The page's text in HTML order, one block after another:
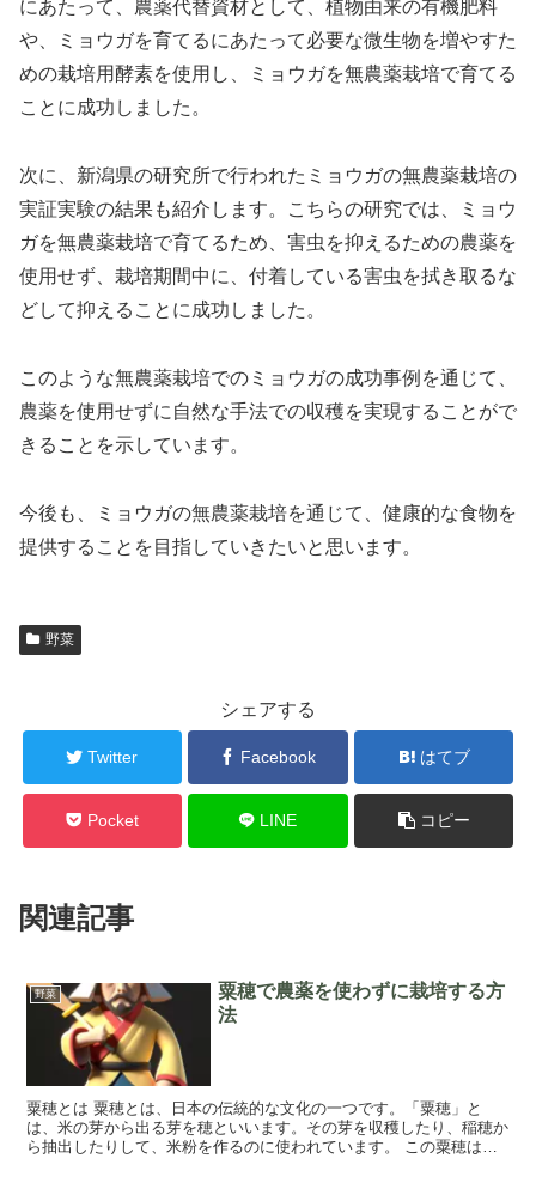
にあたって、農薬代替資材として、植物由来の有機肥料
や、ミョウガを育てるにあたって必要な微生物を増やすた
めの栽培用酵素を使用し、ミョウガを無農薬栽培で育てる
ことに成功しました。
次に、新潟県の研究所で行われたミョウガの無農薬栽培の
実証実験の結果も紹介します。こちらの研究では、ミョウ
ガを無農薬栽培で育てるため、害虫を抑えるための農薬を
使用せず、栽培期間中に、付着している害虫を拭き取るな
どして抑えることに成功しました。
このような無農薬栽培でのミョウガの成功事例を通じて、
農薬を使用せずに自然な手法での収穫を実現することがで
きることを示しています。
今後も、ミョウガの無農薬栽培を通じて、健康的な食物を
提供することを目指していきたいと思います。
野菜
シェアする
Twitter Facebook はてブ
Pocket LINE コピー
関連記事
野菜
粟穂で農薬を使わずに栽培する方
法
粟穂とは 粟穂とは、日本の伝統的な文化の一つです。「粟穂」と
は、米の芽から出る芽を穂といいます。その芽を収穫したり、稲穂か
ら抽出したりして、米粉を作るのに使われています。 この粟穂は、